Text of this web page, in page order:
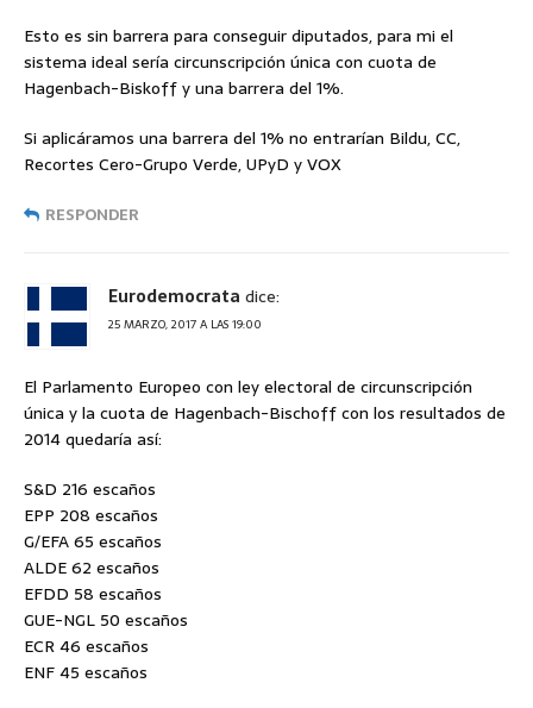
Esto es sin barrera para conseguir diputados, para mi el
sistema ideal sería circunscripción única con cuota de
Hagenbach-Biskoff y una barrera del 1%.
Si aplicáramos una barrera del 1% no entrarían Bildu, CC,
Recortes Cero-Grupo Verde, UPyD y VOX
RESPONDER
Eurodemocrata dice:
25 MARZO, 2017 A LAS 19:00
El Parlamento Europeo con ley electoral de circunscripción
única y la cuota de Hagenbach-Bischoff con los resultados de
2014 quedaría así:
S&D 216 escaños
EPP 208 escaños
G/EFA 65 escaños
ALDE 62 escaños
EFDD 58 escaños
GUE-NGL 50 escaños
ECR 46 escaños
ENF 45 escaños